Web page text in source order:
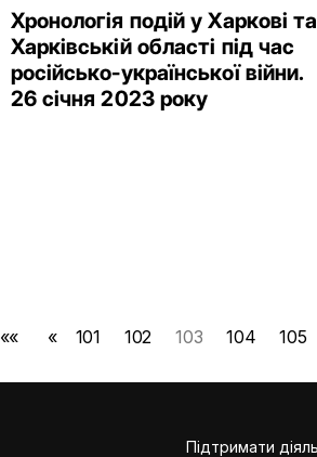
Хронологія подій у Харкові та
Харківській області під час
російсько-української війни.
26 січня 2023 року
«« « 101 102 103 104 105
Підтримати